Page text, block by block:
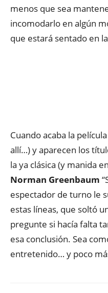
menos que sea
incomodarlo en algún
que estará sentado en
Cuando acaba la
allí…) y aparecen los
la ya clásica (y manida
Norman Greenbaum
espectador de turno le
estas líneas, que soltó
pregunte si hacía falta
esa conclusión. Sea
entretenido… y poco